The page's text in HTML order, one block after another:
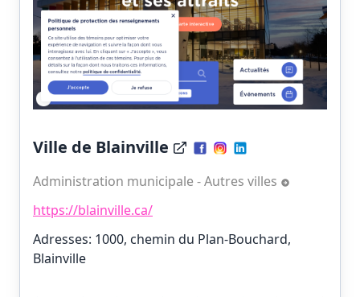
Ville de Blainville
Administration municipale - Autres villes
https://blainville.ca/
Adresses: 1000, chemin du Plan-Bouchard,
Blainville